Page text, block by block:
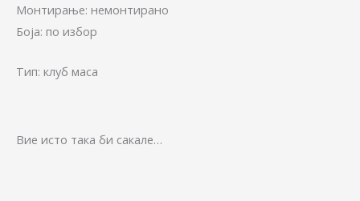
Монтирање: немонтирано
Боја: по избор
Тип: клуб маса
Вие исто така би сакале…